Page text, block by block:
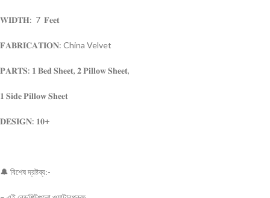
𝐖𝐈𝐃𝐓𝐇: 7 𝐅𝐞𝐞𝐭
𝐅𝐀𝐁𝐑𝐈𝐂𝐀𝐓𝐈𝐎𝐍: China Velvet
𝐏𝐀𝐑𝐓𝐒: 𝟏 𝐁𝐞𝐝 𝐒𝐡𝐞𝐞𝐭, 𝟐 𝐏𝐢𝐥𝐥𝐨𝐰 𝐒𝐡𝐞𝐞𝐭,
𝟏 𝐒𝐢𝐝𝐞 𝐏𝐢𝐥𝐥𝐨𝐰 𝐒𝐡𝐞𝐞𝐭
𝐃𝐄𝐒𝐈𝐆𝐍: 𝟏𝟎+
🔔 বিশেষ দ্রষ্টব্য:-